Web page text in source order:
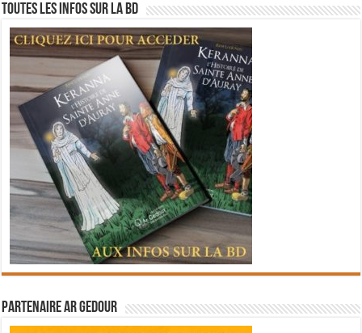
Toutes les infos sur la BD
Partenaire Ar Gedour